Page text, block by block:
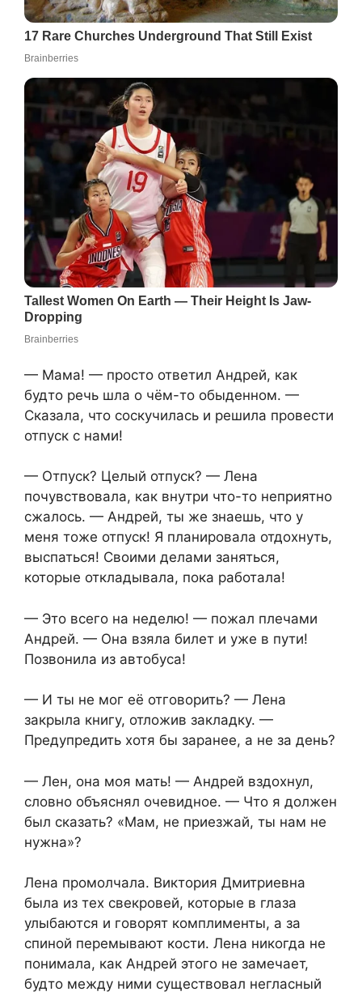
— Мама! — просто ответил Андрей, как
будто речь шла о чём-то обыденном. —
Сказала, что соскучилась и решила провести
отпуск с нами!
— Отпуск? Целый отпуск? — Лена
почувствовала, как внутри что-то неприятно
сжалось. — Андрей, ты же знаешь, что у
меня тоже отпуск! Я планировала отдохнуть,
выспаться! Своими делами заняться,
которые откладывала, пока работала!
— Это всего на неделю! — пожал плечами
Андрей. — Она взяла билет и уже в пути!
Позвонила из автобуса!
— И ты не мог её отговорить? — Лена
закрыла книгу, отложив закладку. —
Предупредить хотя бы заранее, а не за день?
— Лен, она моя мать! — Андрей вздохнул,
словно объяснял очевидное. — Что я должен
был сказать? «Мам, не приезжай, ты нам не
нужна»?
Лена промолчала. Виктория Дмитриевна
была из тех свекровей, которые в глаза
улыбаются и говорят комплименты, а за
спиной перемывают кости. Лена никогда не
понимала, как Андрей этого не замечает,
будто между ними существовал негласный